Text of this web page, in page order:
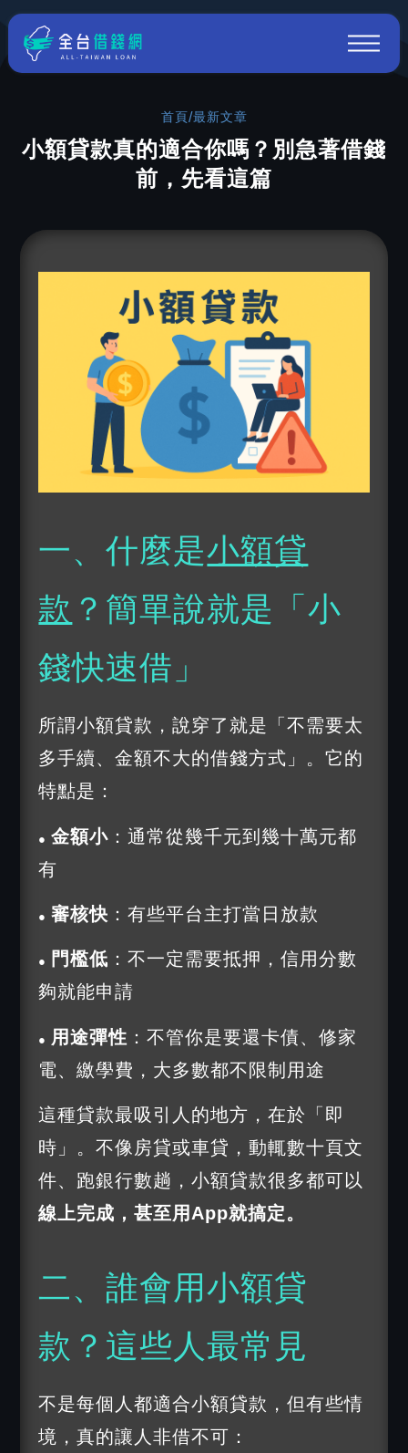
首頁/最新文章
小額貸款真的適合你嗎？別急著借錢
前，先看這篇
一、什麼是小額貸
款 ？簡單說就是「小
錢快速借」
所謂小額貸款，說穿了就是「不需要太
多手續、金額不大的借錢方式」。它的
特點是：
●金額小 ：通常從幾千元到幾十萬元都
有
●審核快 ：有些平台主打當日放款
● 門檻低 ：不一定需要抵押，信用分數
夠就能申請
● 用途彈性 ：不管你是要還卡債、修家
電、繳學費，大多數都不限制用途
這種貸款最吸引人的地方，在於「即
時」。不像房貸或車貸，動輒數十頁文
件、跑銀行數趟，小額貸款很多都可以
線上完成，甚至用App就搞定。
二、誰會用小額貸
款？這些人最常見
不是每個人都適合小額貸款，但有些情
境，真的讓人非借不可：